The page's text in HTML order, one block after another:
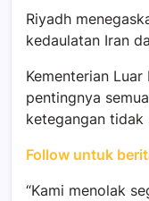
Riyadh
kedaulatan Iran
Kementerian
pentingnya
ketegangan tidak
Follow untuk
“Kami menolak